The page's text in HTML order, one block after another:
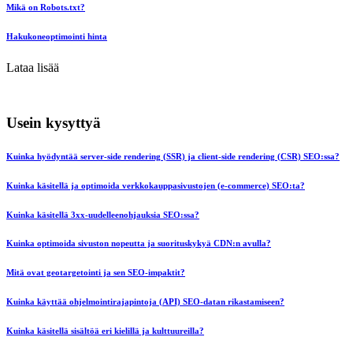
Mikä on Robots.txt?
Hakukoneoptimointi hinta
Lataa lisää
Usein kysyttyä
Kuinka hyödyntää server-side rendering (SSR) ja client-side rendering (CSR) SEO:ssa?
Kuinka käsitellä ja optimoida verkkokauppasivustojen (e-commerce) SEO:ta?
Kuinka käsitellä 3xx-uudelleenohjauksia SEO:ssa?
Kuinka optimoida sivuston nopeutta ja suorituskykyä CDN:n avulla?
Mitä ovat geotargetointi ja sen SEO-impaktit?
Kuinka käyttää ohjelmointirajapintoja (API) SEO-datan rikastamiseen?
Kuinka käsitellä sisältöä eri kielillä ja kulttuureilla?